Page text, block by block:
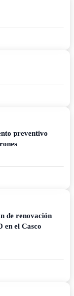
preventivo
de renovación
en el Casco